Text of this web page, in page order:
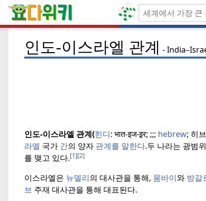
인도-이스라엘 관계
인도-이스라엘 관계(힌디: भात-इज-इ़र; ;;; hebrew; 히
라엘 국가 간의 양자 관계를 말한다.두 나라는 광범
를 맺고 있다.[1][2]
이스라엘은 뉴델리의 대사관을 통해, 뭄바이와 방갈
브 주재 대사관을 통해 대표된다.